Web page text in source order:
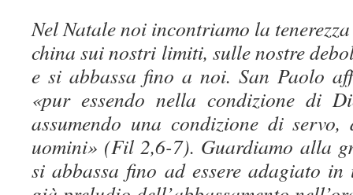
Nel Natale noi incontriamo la
china sui nostri limiti, sulle nostre
e si abbassa fino a noi. San Paolo
«pur essendo nella condizione di
assumendo una condizione di
uomini» (Fil 2,6-7). Guardiamo alla
si abbassa fino ad essere adagiato